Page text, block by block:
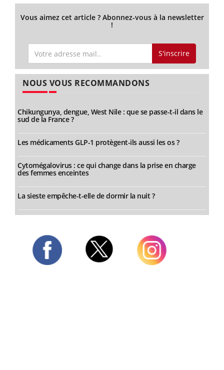
Vous aimez cet article ? Abonnez-vous à la newsletter
!
S'inscrire
NOUS VOUS RECOMMANDONS
Chikungunya, dengue, West Nile : que se passe-t-il dans le
sud de la France ?
Les médicaments GLP-1 protègent-ils aussi les os ?
Cytomégalovirus : ce qui change dans la prise en charge
des femmes enceintes
La sieste empêche-t-elle de dormir la nuit ?